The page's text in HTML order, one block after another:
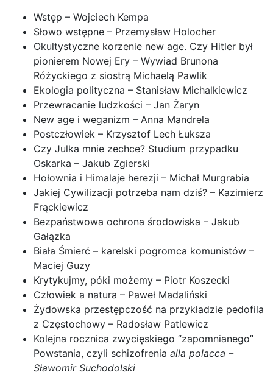
Wstęp – Wojciech Kempa
Słowo wstępne – Przemysław Holocher
Okultystyczne korzenie new age. Czy Hitler był
pionierem Nowej Ery – Wywiad Brunona
Różyckiego z siostrą Michaelą Pawlik
Ekologia polityczna – Stanisław Michalkiewicz
Przewracanie ludzkości – Jan Żaryn
New age i weganizm – Anna Mandrela
Postczłowiek – Krzysztof Lech Łuksza
Czy Julka mnie zechce? Studium przypadku
Oskarka – Jakub Zgierski
Hołownia i Himalaje herezji – Michał Murgrabia
Jakiej Cywilizacji potrzeba nam dziś? – Kazimierz
Frąckiewicz
Bezpaństwowa ochrona środowiska – Jakub
Gałązka
Biała Śmierć – karelski pogromca komunistów –
Maciej Guzy
Krytykujmy, póki możemy – Piotr Koszecki
Człowiek a natura – Paweł Madaliński
Żydowska przestępczość na przykładzie pedofila
z Częstochowy – Radosław Patlewicz
Kolejna rocznica zwycięskiego “zapomnianego”
Powstania, czyli schizofrenia alla polacca –
Sławomir Suchodolski